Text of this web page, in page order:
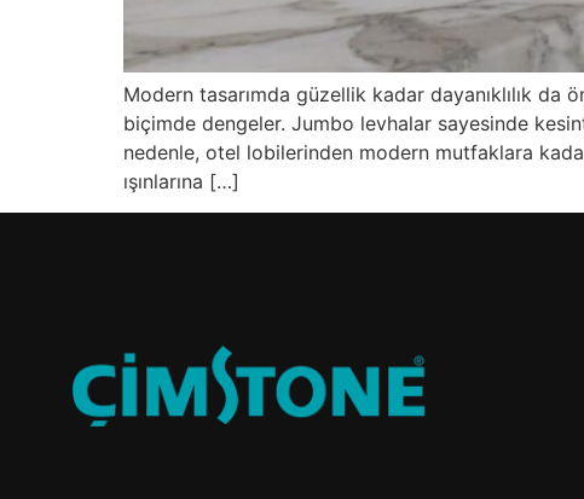
Modern tasarımda güzellik kadar dayanıklılık da
biçimde dengeler. Jumbo levhalar sayesinde
nedenle, otel lobilerinden modern mutfaklara
ışınlarına […]